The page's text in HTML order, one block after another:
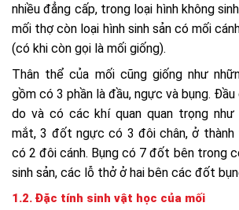
nhiều đẳng cấp, trong loại hình không
mối thợ còn loại hình sinh sản có mối
(có khi còn gọi là mối giống).
Thân thể của mối cũng giống như
gồm có 3 phần là đầu, ngực và bụng.
do và có các khí quan quan trọng như
mắt, 3 đốt ngực có 3 đôi chân, ở thành
có 2 đôi cánh. Bụng có 7 đốt bên trong
sinh sản, các lỗ thở ở hai bên các đốt
1.2. Đặc tính sinh vật học của mối